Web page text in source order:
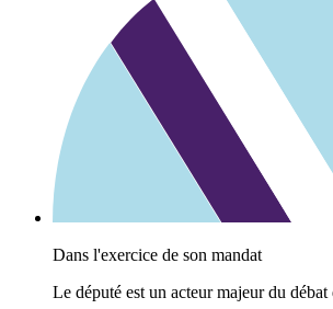
Dans l'exercice de son mandat
Le député est un acteur majeur du